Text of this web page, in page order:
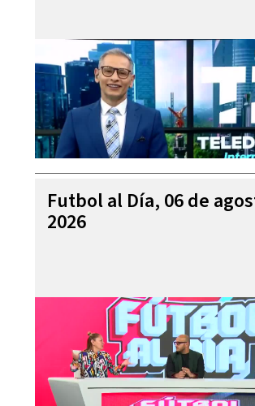
Futbol al Día, 06 de
2026